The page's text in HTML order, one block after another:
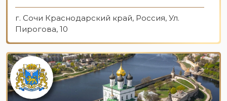
г. Сочи Краснодарский край, Россия, Ул.
Пирогова, 10